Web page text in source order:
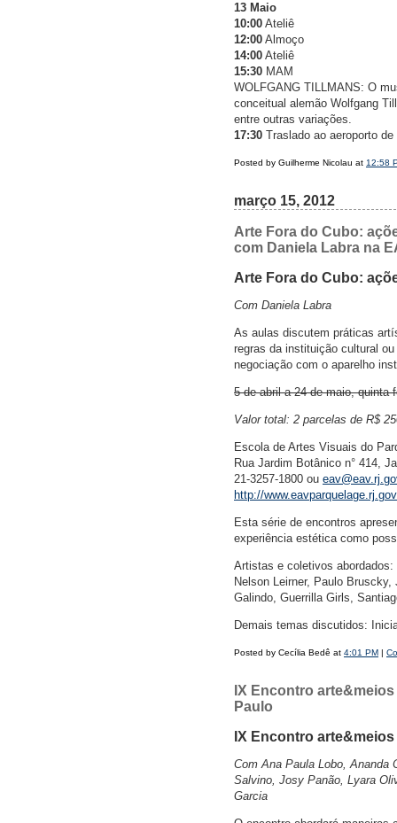
13 Maio
10:00 Ateliê
12:00 Almoço
14:00 Ateliê
15:30 MAM
WOLFGANG TILLMANS: O
conceitual alemão Wolfgang
entre outras variações.
17:30 Traslado ao aeroporto de
Posted by Guilherme Nicolau at 12:58
março 15, 2012
Arte Fora do Cubo:
com Daniela Labra na
Arte Fora do Cubo:
Com Daniela Labra
As aulas discutem práticas
regras da instituição cultural
negociação com o aparelho
5 de abril a 24 de maio, quinta-
Valor total: 2 parcelas de R$
Escola de Artes Visuais do
Rua Jardim Botânico n° 414,
21-3257-1800 ou
http://
Esta série de encontros
experiência estética como
Artistas e coletivos
Nelson Leirner, Paulo
Galindo, Guerrilla Girls,
Demais temas discutidos:
Posted by Cecília Bedê at 4:01 PM |
IX Encontro
Paulo
IX Encontro
Com Ana Paula Lobo, Ananda
Salvino, Josy Panão, Lyara
Garcia